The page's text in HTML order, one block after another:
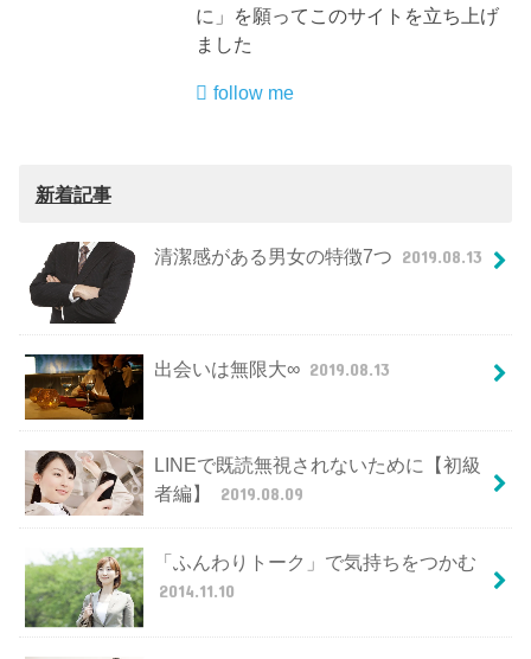
に」を願ってこのサイトを立ち上げ
ました
follow me
新着記事
清潔感がある男女の特徴7つ 2019.08.13
出会いは無限大∞ 2019.08.13
LINEで既読無視されないために【初級
者編】
2019.08.09
「ふんわりトーク」で気持ちをつかむ
2014.11.10